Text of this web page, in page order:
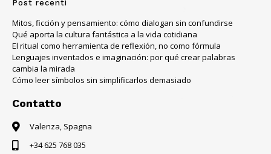
Post recenti
Mitos, ficción y pensamiento: cómo dialogan sin confundirse
Qué aporta la cultura fantástica a la vida cotidiana
El ritual como herramienta de reflexión, no como fórmula
Lenguajes inventados e imaginación: por qué crear palabras
cambia la mirada
Cómo leer símbolos sin simplificarlos demasiado
Contatto
Valenza, Spagna
+34 625 768 035